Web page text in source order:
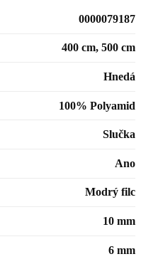
0000079187
400 cm, 500 cm
Hnedá
100% Polyamid
Slučka
Ano
Modrý filc
10 mm
6 mm